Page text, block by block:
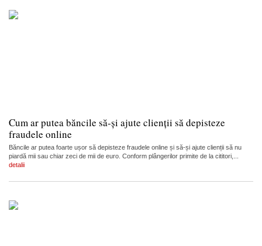
Cum ar putea băncile să-și ajute clienții să depisteze
fraudele online
Băncile ar putea foarte ușor să depisteze fraudele online și să-și ajute clienții să nu
piardă mii sau chiar zeci de mii de euro. Conform plângerilor primite de la cititori,...
detalii